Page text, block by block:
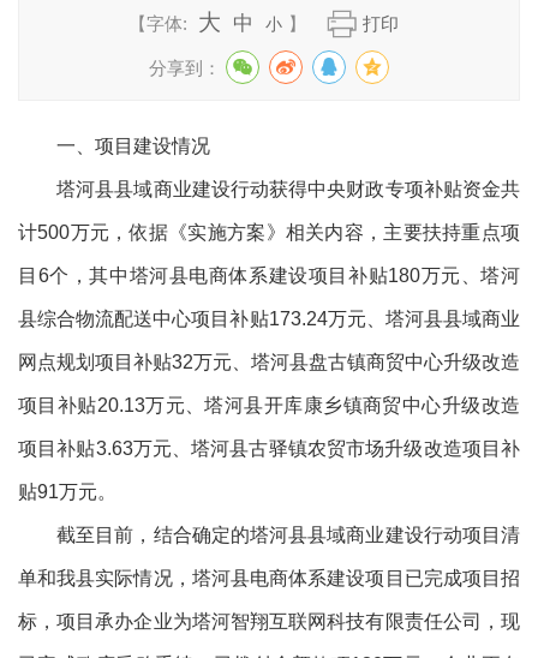
【字体:
大 中 小 】 打印
分享到：
一、项目建设情况
塔河县县域商业建设行动获得中央财政专项补贴资金共
计500万元，依据《实施方案》相关内容，主要扶持重点项
目6个，其中塔河县电商体系建设项目补贴180万元、塔河
县综合物流配送中心项目补贴173.24万元、塔河县县域商业
网点规划项目补贴32万元、塔河县盘古镇商贸中心升级改造
项目补贴20.13万元、塔河县开库康乡镇商贸中心升级改造
项目补贴3.63万元、塔河县古驿镇农贸市场升级改造项目补
贴91万元。
截至目前，结合确定的塔河县县域商业建设行动项目清
单和我县实际情况，塔河县电商体系建设项目已完成项目招
标，项目承办企业为塔河智翔互联网科技有限责任公司，现